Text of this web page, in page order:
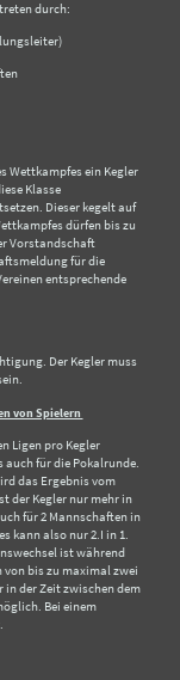
durch:
Wettkampfes ein Kegler
Klasse
Dieser kegelt auf
dürfen bis zu
Vorstandschaft
für die
entsprechende
Der Kegler muss
von Spielern
Ligen pro Kegler
auch für die Pokalrunde.
das Ergebnis vom
der Kegler nur mehr in
für 2 Mannschaften in
kann also nur 2.I in 1.
ist während
bis zu maximal zwei
der Zeit zwischen dem
Bei einem